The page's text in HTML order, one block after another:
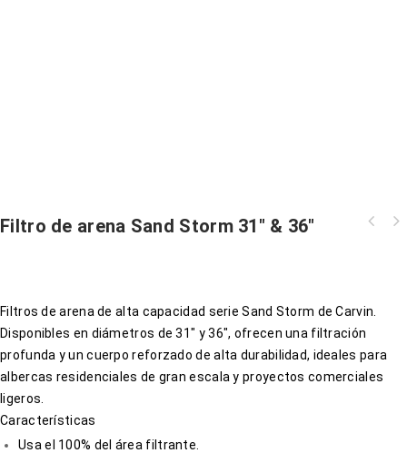
Filtro de arena Sand Storm 31″ & 36″
Filtros de arena de alta capacidad serie Sand Storm de Carvin.
Disponibles en diámetros de 31″ y 36″, ofrecen una filtración
profunda y un cuerpo reforzado de alta durabilidad, ideales para
albercas residenciales de gran escala y proyectos comerciales
ligeros.
Características
Usa el 100% del área filtrante.